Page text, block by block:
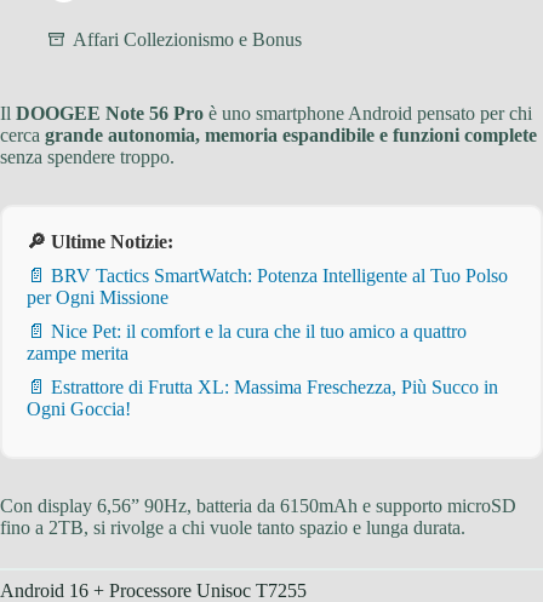
Affari Collezionismo e Bonus
Il DOOGEE Note 56 Pro è uno smartphone Android pensato per chi
cerca grande autonomia, memoria espandibile e funzioni complete
senza spendere troppo.
🔎 Ultime Notizie:
📄 BRV Tactics SmartWatch: Potenza Intelligente al Tuo Polso
per Ogni Missione
📄 Nice Pet: il comfort e la cura che il tuo amico a quattro
zampe merita
📄 Estrattore di Frutta XL: Massima Freschezza, Più Succo in
Ogni Goccia!
Con display 6,56” 90Hz, batteria da 6150mAh e supporto microSD
fino a 2TB, si rivolge a chi vuole tanto spazio e lunga durata.
Android 16 + Processore Unisoc T7255